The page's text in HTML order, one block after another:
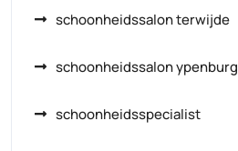
schoonheidssalon terwijde
schoonheidssalon ypenburg
schoonheidsspecialist